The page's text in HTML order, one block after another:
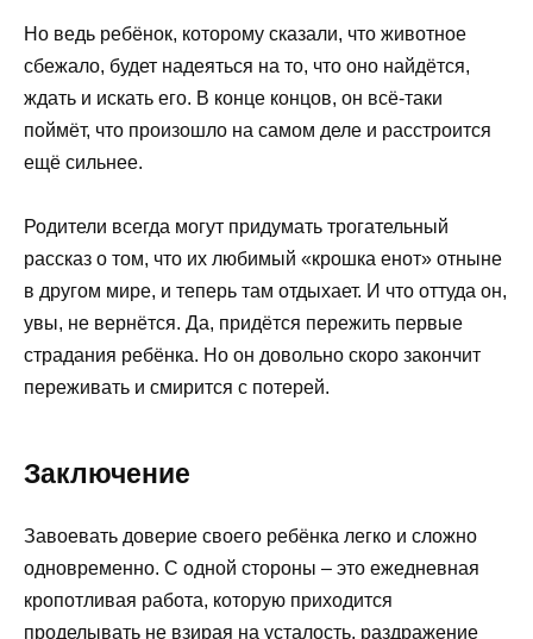
Но ведь ребёнок, которому сказали, что животное
сбежало, будет надеяться на то, что оно найдётся,
ждать и искать его. В конце концов, он всё-таки
поймёт, что произошло на самом деле и расстроится
ещё сильнее.
Родители всегда могут придумать трогательный
рассказ о том, что их любимый «крошка енот» отныне
в другом мире, и теперь там отдыхает. И что оттуда он,
увы, не вернётся. Да, придётся пережить первые
страдания ребёнка. Но он довольно скоро закончит
переживать и смирится с потерей.
Заключение
Завоевать доверие своего ребёнка легко и сложно
одновременно. С одной стороны – это ежедневная
кропотливая работа, которую приходится
проделывать не взирая на усталость, раздражение